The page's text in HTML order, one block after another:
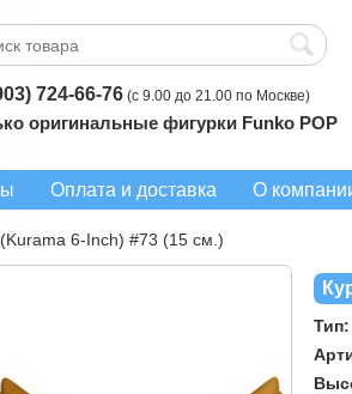
724-66-76 (с 9.00 до 21.00 по Москве)
оригинальные фигурки Funko POP
Оплата и доставка О
6-Inch) #73 (15 см.)
Тип: